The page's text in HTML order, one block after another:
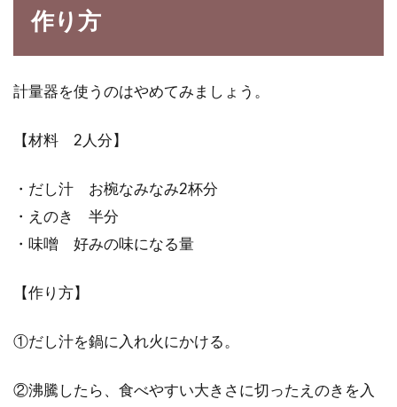
作り方
計量器を使うのはやめてみましょう。
【材料 2人分】
・だし汁 お椀なみなみ2杯分
・えのき 半分
・味噌 好みの味になる量
【作り方】
①だし汁を鍋に入れ火にかける。
②沸騰したら、食べやすい大きさに切ったえのきを入